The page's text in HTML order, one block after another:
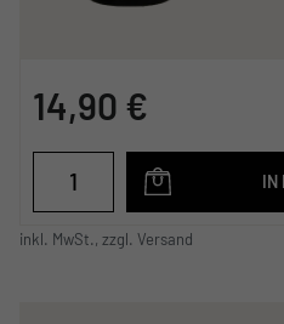
14,90 €
IN
inkl. MwSt., zzgl. Versand